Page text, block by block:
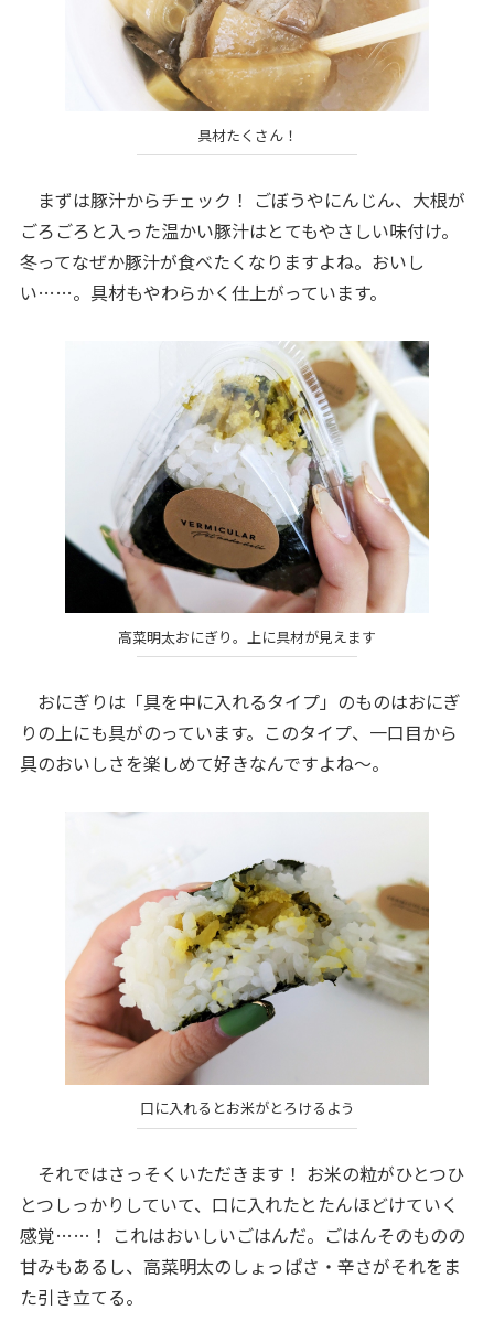
具材たくさん！
まずは豚汁からチェック！ ごぼうやにんじん、大根が
ごろごろと入った温かい豚汁はとてもやさしい味付け。
冬ってなぜか豚汁が食べたくなりますよね。おいし
い……。具材もやわらかく仕上がっています。
高菜明太おにぎり。上に具材が見えます
おにぎりは「具を中に入れるタイプ」のものはおにぎ
りの上にも具がのっています。このタイプ、一口目から
具のおいしさを楽しめて好きなんですよね～。
口に入れるとお米がとろけるよう
それではさっそくいただきます！ お米の粒がひとつひ
とつしっかりしていて、口に入れたとたんほどけていく
感覚……！ これはおいしいごはんだ。ごはんそのものの
甘みもあるし、高菜明太のしょっぱさ・辛さがそれをま
た引き立てる。